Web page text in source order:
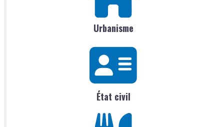
Urbanisme
État civil